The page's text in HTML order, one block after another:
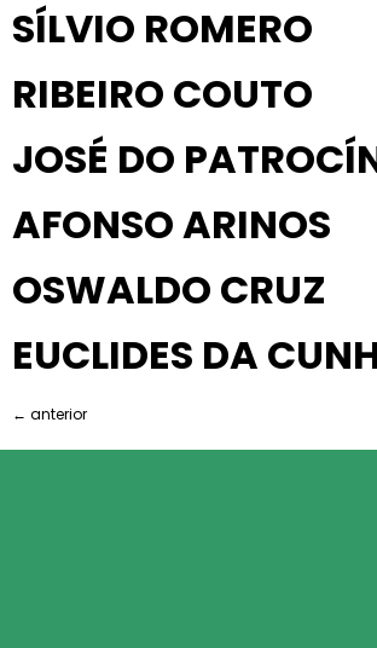
SÍLVIO ROMERO
RIBEIRO COUTO
JOSÉ DO
AFONSO ARINOS
OSWALDO CRUZ
EUCLIDES DA
← anterior